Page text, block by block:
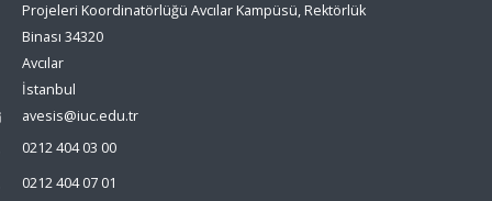
Projeleri Koordinatörlüğü Avcılar Kampüsü, Rektörlük
Binası 34320
Avcılar
İstanbul
avesis@iuc.edu.tr
0212 404 03 00
0212 404 07 01